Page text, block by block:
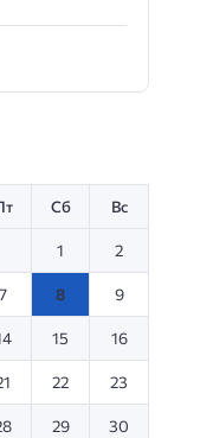
Сб Вс
1 2
7 8 9
15 16
22 23
29 30